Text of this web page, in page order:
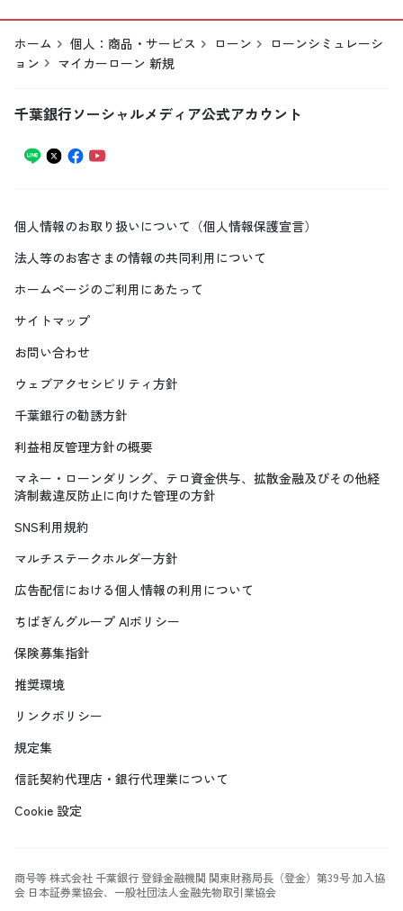
ホーム 個人：商品・サービス ローン
ローンシミュレーシ
ョン
マイカーローン 新規
千葉銀行ソーシャルメディア公式アカウント
個人情報のお取り扱いについて（個人情報保護宣言）
法人等のお客さまの情報の共同利用について
ホームページのご利用にあたって
サイトマップ
お問い合わせ
ウェブアクセシビリティ方針
千葉銀行の勧誘方針
利益相反管理方針の概要
マネー・ローンダリング、テロ資金供与、拡散金融及びその他経
済制裁違反防止に向けた管理の方針
SNS利用規約
マルチステークホルダー方針
広告配信における個人情報の利用について
ちばぎんグループ AIポリシー
保険募集指針
推奨環境
リンクポリシー
規定集
信託契約代理店・銀行代理業について
Cookie 設定
商号等 株式会社 千葉銀行 登録金融機関 関東財務局長（登金）第39号 加入協
会 日本証券業協会、一般社団法人金融先物取引業協会